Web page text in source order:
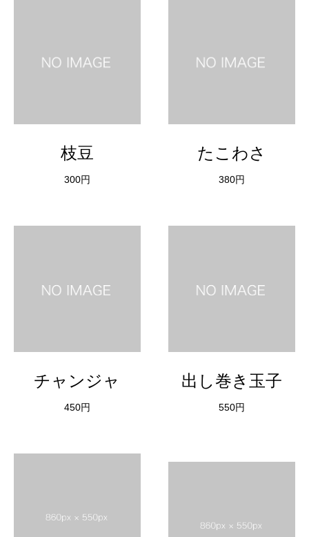
枝豆
300円
たこわさ
380円
チャンジャ
450円
出し巻き玉子
550円